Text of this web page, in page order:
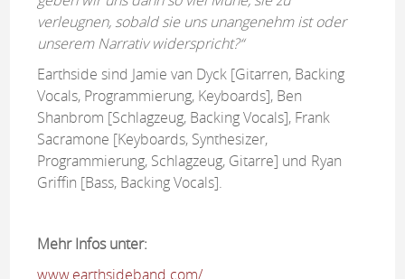
verleugnen, sobald sie uns unangenehm ist oder
unserem Narrativ widerspricht?“
Earthside sind Jamie van Dyck [Gitarren, Backing
Vocals, Programmierung, Keyboards], Ben
Shanbrom [Schlagzeug, Backing Vocals], Frank
Sacramone [Keyboards, Synthesizer,
Programmierung, Schlagzeug, Gitarre] und Ryan
Griffin [Bass, Backing Vocals].
Mehr Infos unter:
www.earthsideband.com/